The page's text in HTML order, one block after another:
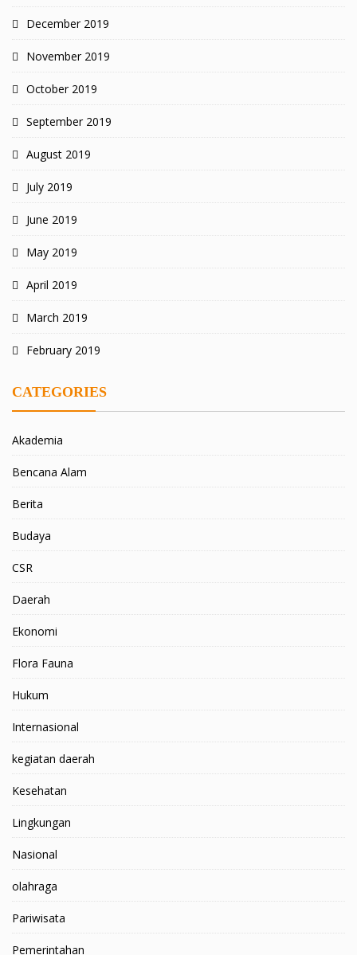
December 2019
November 2019
October 2019
September 2019
August 2019
July 2019
June 2019
May 2019
April 2019
March 2019
February 2019
CATEGORIES
Akademia
Bencana Alam
Berita
Budaya
CSR
Daerah
Ekonomi
Flora Fauna
Hukum
Internasional
kegiatan daerah
Kesehatan
Lingkungan
Nasional
olahraga
Pariwisata
Pemerintahan